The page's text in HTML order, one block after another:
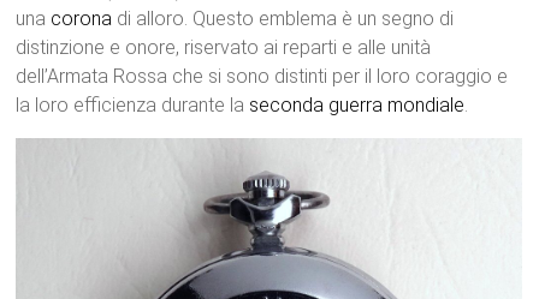
una corona di alloro. Questo emblema è un segno di
distinzione e onore, riservato ai reparti e alle unità
dell’Armata Rossa che si sono distinti per il loro coraggio e
la loro efficienza durante la seconda guerra mondiale.